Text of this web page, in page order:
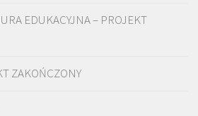
EDUKACYJNA – PROJEKT
ZAKOŃCZONY